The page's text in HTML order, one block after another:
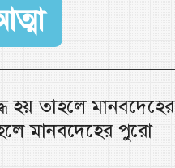
তাহলে মানবদেহের
মানবদেহের পুরো